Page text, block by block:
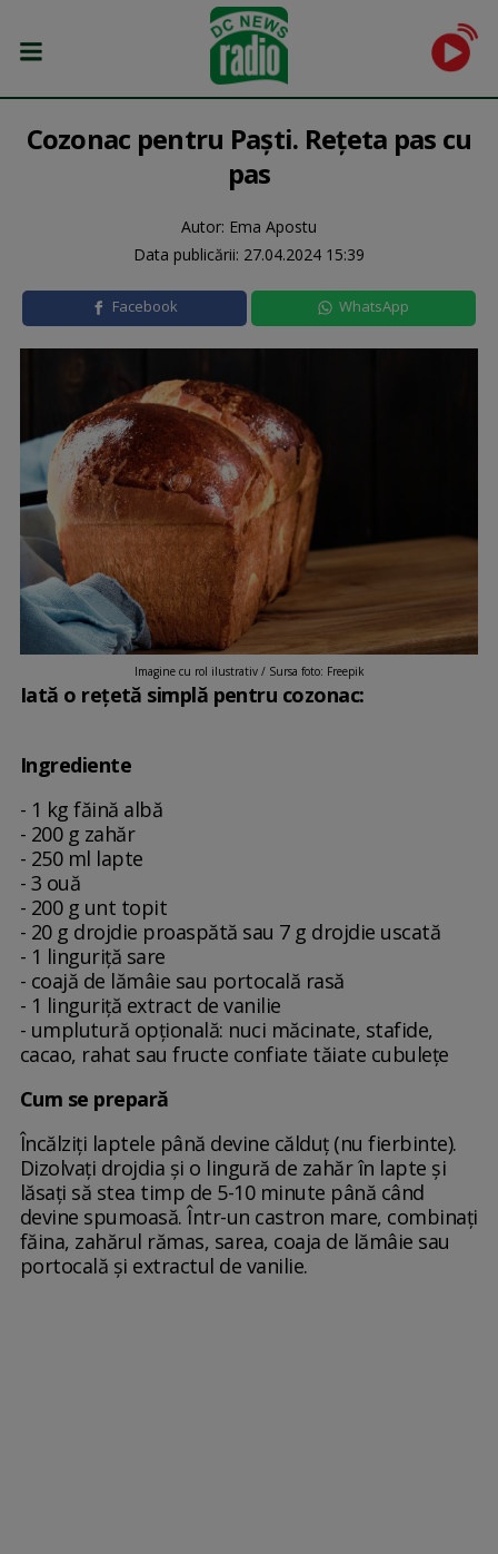
Cozonac pentru Paști. Rețeta pas cu
pas
Autor: Ema Apostu
Data publicării: 27.04.2024 15:39
Facebook WhatsApp
Imagine cu rol ilustrativ / Sursa foto: Freepik
Iată o rețetă simplă pentru cozonac:
Ingrediente
- 1 kg făină albă
- 200 g zahăr
- 250 ml lapte
- 3 ouă
- 200 g unt topit
- 20 g drojdie proaspătă sau 7 g drojdie uscată
- 1 linguriță sare
- coajă de lămâie sau portocală rasă
- 1 linguriță extract de vanilie
- umplutură opțională: nuci măcinate, stafide,
cacao, rahat sau fructe confiate tăiate cubulețe
Cum se prepară
Încălziți laptele până devine călduț (nu fierbinte).
Dizolvați drojdia și o lingură de zahăr în lapte și
lăsați să stea timp de 5-10 minute până când
devine spumoasă. Într-un castron mare, combinați
făina, zahărul rămas, sarea, coaja de lămâie sau
portocală și extractul de vanilie.